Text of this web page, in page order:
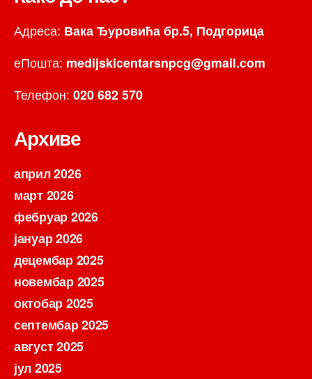
Адреса: Вака Ђуровића бр.5, Подгорица
еПошта: medijskicentarsnpcg@gmail.com
Телефон: 020 682 570
Архиве
април 2026
март 2026
фебруар 2026
јануар 2026
децембар 2025
новембар 2025
октобар 2025
септембар 2025
август 2025
јул 2025